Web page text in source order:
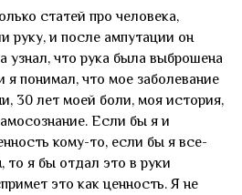
статей про человека,
руку, и после ампутации он
узнал, что рука была выброшена
я понимал, что мое заболевание
30 лет моей боли, моя история,
Если бы я и
кому-то, если бы я все-
то я бы отдал это в руки
это как ценность. Я не